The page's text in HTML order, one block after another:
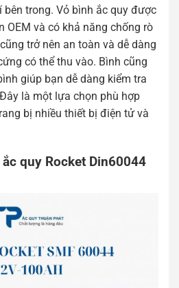
trong. Vỏ bình ắc quy được
OEM và có khả năng chống rò
trở nên an toàn và dễ dàng
có thể thu vào. Bình cũng
giúp bạn dễ dàng kiểm tra
là một lựa chọn phù hợp
bị nhiều thiết bị điện tử và
quy Rocket Din60044